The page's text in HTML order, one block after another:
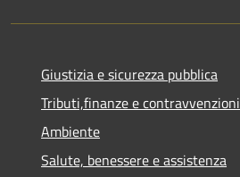
Giustizia e sicurezza pubblica
Tributi,finanze e contravvenzioni
Ambiente
Salute, benessere e assistenza